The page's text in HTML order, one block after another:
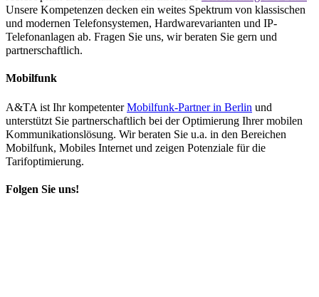
Unsere Kompetenzen decken ein weites Spektrum von klassischen
und modernen Telefonsystemen, Hardwarevarianten und IP-
Telefonanlagen ab. Fragen Sie uns, wir beraten Sie gern und
partnerschaftlich.
Mobilfunk
A&TA ist Ihr kompetenterMobilfunk-Partner in Berlin und
unterstützt Sie partnerschaftlich bei der Optimierung Ihrer mobilen
Kommunikationslösung. Wir beraten Sie u.a. in den Bereichen
Mobilfunk, Mobiles Internet und zeigen Potenziale für die
Tarifoptimierung.
Folgen Sie uns!